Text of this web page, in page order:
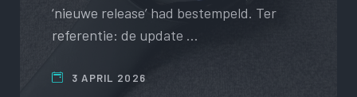
‘nieuwe release’ had bestempeld. Ter
referentie: de update …
3 APRIL 2026